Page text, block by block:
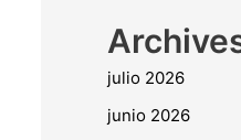
julio 2026
junio 2026